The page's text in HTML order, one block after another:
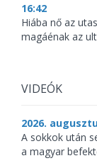
16:42
Hiába nő az
magáénak az
VIDEÓK
2026.
A sokkok után
a magyar